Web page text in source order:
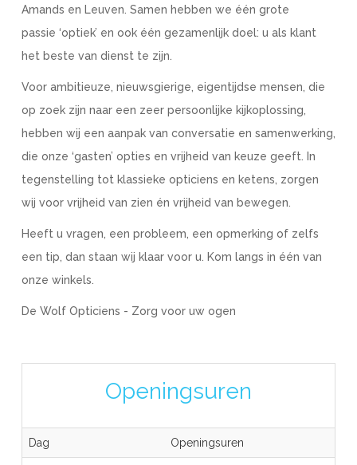
Amands en Leuven. Samen hebben we één grote
passie ‘optiek’ en ook één gezamenlijk doel: u als klant
het beste van dienst te zijn.
Voor ambitieuze, nieuwsgierige, eigentijdse mensen, die
op zoek zijn naar een zeer persoonlijke kijkoplossing,
hebben wij een aanpak van conversatie en samenwerking,
die onze ‘gasten’ opties en vrijheid van keuze geeft. In
tegenstelling tot klassieke opticiens en ketens, zorgen
wij voor vrijheid van zien én vrijheid van bewegen.
Heeft u vragen, een probleem, een opmerking of zelfs
een tip, dan staan wij klaar voor u. Kom langs in één van
onze winkels.
De Wolf Opticiens - Zorg voor uw ogen
Openingsuren
Dag Openingsuren